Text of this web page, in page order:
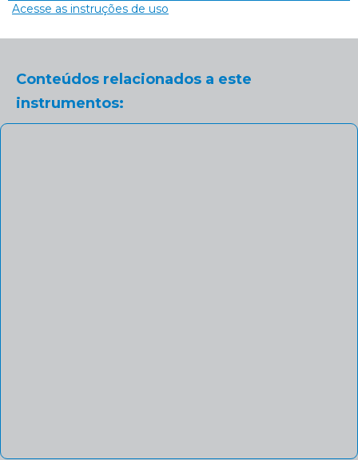
Acesse as instruções de uso
Conteúdos relacionados a este
instrumentos: